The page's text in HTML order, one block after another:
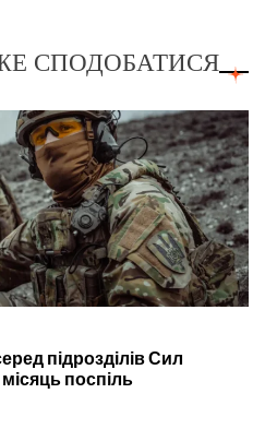
СПОДОБАТИСЯ
підрозділів Сил
поспіль